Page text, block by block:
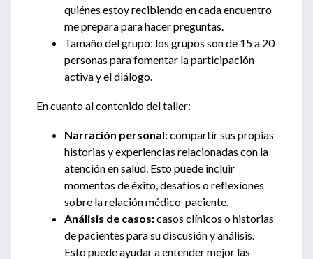
quiénes estoy recibiendo en cada encuentro
me prepara para hacer preguntas.
Tamaño del grupo: los grupos son de 15 a 20
personas para fomentar la participación
activa y el diálogo.
En cuanto al contenido del taller:
Narración personal:compartir sus propias
historias y experiencias relacionadas con la
atención en salud. Esto puede incluir
momentos de éxito, desafíos o reflexiones
sobre la relación médico-paciente.
Análisis de casos:casos clínicos o historias
de pacientes para su discusión y análisis.
Esto puede ayudar a entender mejor las